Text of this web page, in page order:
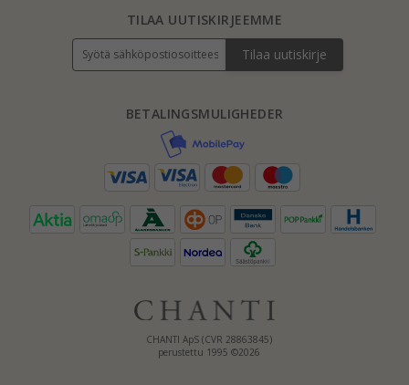
CHANTI ApS (CVR 28863845)
perustettu 1995 ©2026
BETALINGSMULIGHEDER
TILAA UUTISKIRJEEMME
Tilaa uutiskirje